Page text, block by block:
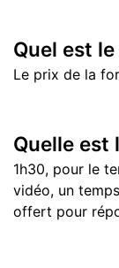
Quel est
Le prix de la
Quelle est
1h30, pour le
vidéo, un
offert pour